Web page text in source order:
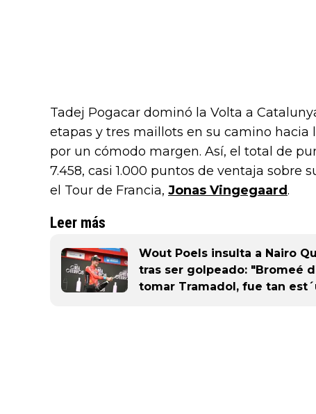
Tadej Pogacar dominó la Volta a
etapas y tres maillots en su camino hacia
por un cómodo margen. Así, el total de
7.458, casi 1.000 puntos de ventaja
el Tour de Francia, Jonas Vingegaard.
Leer más
Wout Poels insulta a Nairo
tras ser golpeado: "Bromeé
tomar Tramadol, fue tan